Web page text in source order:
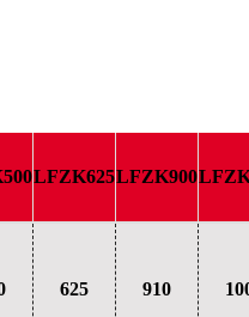
LFZK625LFZK900
625 910